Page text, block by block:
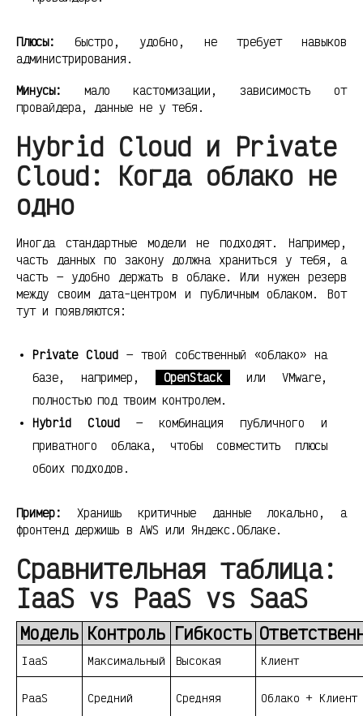
Плюсы:
быстро, удобно, не требует навыков
администрирования.
Минусы:
мало кастомизации, зависимость от
провайдера, данные не у тебя.
Hybrid Cloud и Private
Cloud: Когда облако не
одно
Иногда стандартные модели не подходят. Например,
часть данных по закону должна храниться у тебя, а
часть — удобно держать в облаке. Или нужен резерв
между своим дата-центром и публичным облаком. Вот
тут и появляются:
Private Cloud— твой собственный «облако» на
базе, например,
OpenStack
или VMware,
полностью под твоим контролем.
Hybrid Cloud— комбинация публичного и
приватного облака, чтобы совместить плюсы
обоих подходов.
Пример:
Хранишь критичные данные локально, а
фронтенд держишь в AWS или Яндекс.Облаке.
Сравнительная таблица:
IaaS vs PaaS vs SaaS
Модель Контроль Гибкость
IaaS Максимальный Высокая Клиент
PaaS Средний Средняя Облако + Клиент